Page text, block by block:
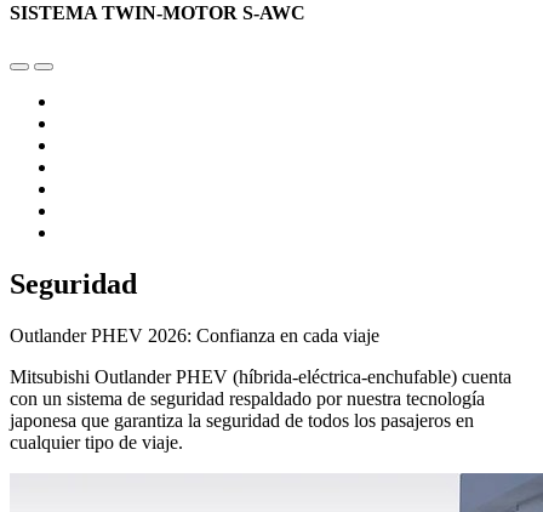
SISTEMA TWIN-MOTOR S-AWC
Seguridad
Outlander PHEV 2026: Confianza en cada viaje
Mitsubishi Outlander PHEV (híbrida-eléctrica-enchufable) cuenta
con un sistema de seguridad respaldado por nuestra tecnología
japonesa que garantiza la seguridad de todos los pasajeros en
cualquier tipo de viaje.